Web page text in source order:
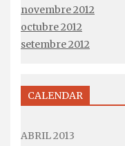
novembre 2012
octubre 2012
setembre 2012
CALENDAR
ABRIL 2013